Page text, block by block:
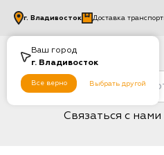
Ваш город
г. Владивосток
Все верно Выбрать другой
г. Владивосток Доставка
Связаться с нами